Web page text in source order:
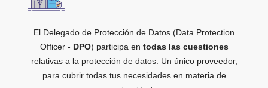
El Delegado de Protección de Datos (Data Protection
Officer - DPO) participa en todas las cuestiones
relativas a la protección de datos. Un único proveedor,
para cubrir todas tus necesidades en materia de